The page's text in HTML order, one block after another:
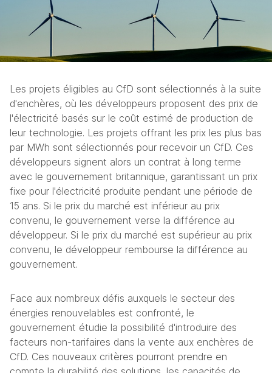
Les projets éligibles au CfD sont sélectionnés à la suite
d'enchères, où les développeurs proposent des prix de
l'électricité basés sur le coût estimé de production de
leur technologie. Les projets offrant les prix les plus bas
par MWh sont sélectionnés pour recevoir un CfD. Ces
développeurs signent alors un contrat à long terme
avec le gouvernement britannique, garantissant un prix
fixe pour l'électricité produite pendant une période de
15 ans. Si le prix du marché est inférieur au prix
convenu, le gouvernement verse la différence au
développeur. Si le prix du marché est supérieur au prix
convenu, le développeur rembourse la différence au
gouvernement.
Face aux nombreux défis auxquels le secteur des
énergies renouvelables est confronté, le
gouvernement étudie la possibilité d'introduire des
facteurs non-tarifaires dans la vente aux enchères de
CfD. Ces nouveaux critères pourront prendre en